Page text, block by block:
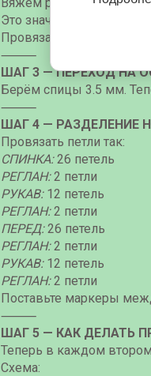
Это значит: 1 лицевая, 1
Провязать: 10 рядов.
⸻
ШАГ 3 — ПЕРЕХОД НА
Берём спицы 3.5 мм.
⸻
ШАГ 4 — РАЗДЕЛЕНИЕ
Провязать петли так:
СПИНКА:26 петель
РЕГЛАН:2 петли
РУКАВ: 12 петель
РЕГЛАН:2 петли
ПЕРЕД:26 петель
РЕГЛАН:2 петли
РУКАВ: 12 петель
РЕГЛАН:2 петли
Поставьте маркеры
⸻
ШАГ 5 — КАК ДЕЛАТЬ
Теперь в каждом
Схема: